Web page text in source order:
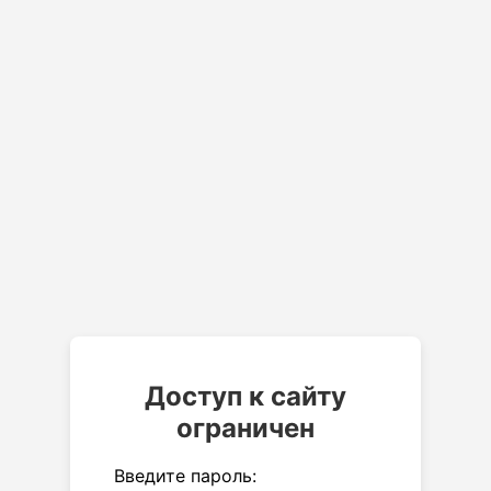
Доступ к сайту
ограничен
Введите пароль: